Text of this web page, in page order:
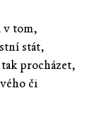
v tom,
stát,
procházet,
či